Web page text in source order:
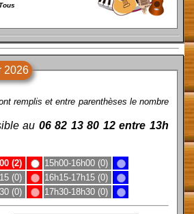
2026
remplis et entre parenthèses le nombre
au 06 82 13 80 12 entre 13h
(2)
15h00-16h00 (0)
(0)
16h15-17h15 (0)
(0)
17h30-18h30 (0)